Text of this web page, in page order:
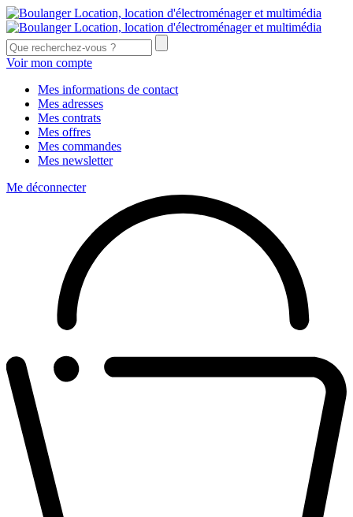
Voir mon compte
Mes informations de contact
Mes adresses
Mes contrats
Mes offres
Mes commandes
Mes newsletter
Me déconnecter